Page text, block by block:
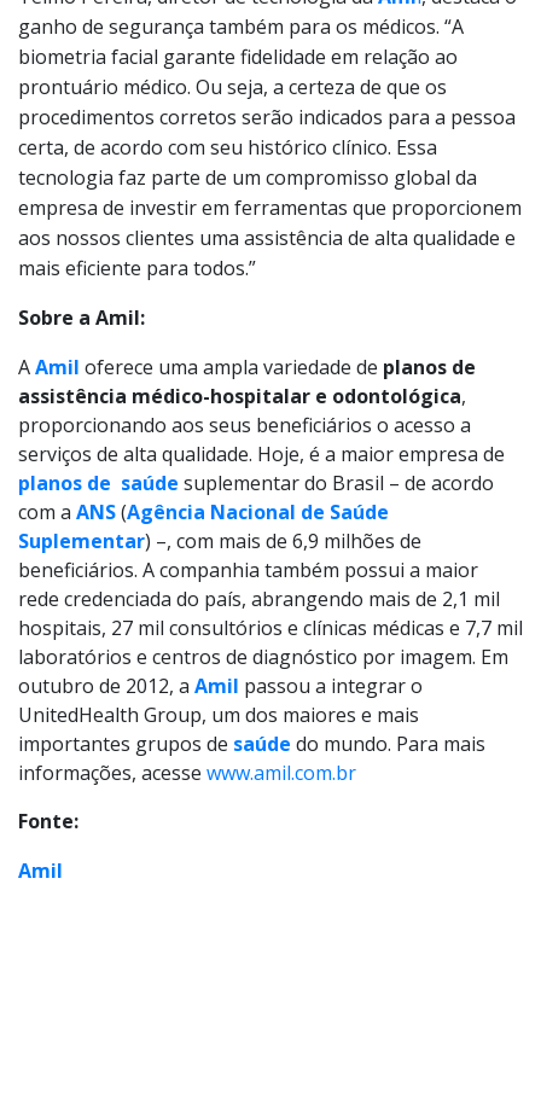
ganho de segurança também para os médicos. “A
biometria facial garante fidelidade em relação ao
prontuário médico. Ou seja, a certeza de que os
procedimentos corretos serão indicados para a pessoa
certa, de acordo com seu histórico clínico. Essa
tecnologia faz parte de um compromisso global da
empresa de investir em ferramentas que proporcionem
aos nossos clientes uma assistência de alta qualidade e
mais eficiente para todos.”
Sobre a Amil:
AAmil oferece uma ampla variedade de planos de
assistência médico-hospitalar e odontológica,
proporcionando aos seus beneficiários o acesso a
serviços de alta qualidade. Hoje, é a maior empresa de
planos de saúde suplementar do Brasil – de acordo
com a ANS(Agência Nacional de Saúde
Suplementar) –, com mais de 6,9 milhões de
beneficiários. A companhia também possui a maior
rede credenciada do país, abrangendo mais de 2,1 mil
hospitais, 27 mil consultórios e clínicas médicas e 7,7 mil
laboratórios e centros de diagnóstico por imagem. Em
outubro de 2012, a Amil passou a integrar o
UnitedHealth Group, um dos maiores e mais
importantes grupos de saúde do mundo. Para mais
informações, acesse www.amil.com.br
Fonte:
Amil